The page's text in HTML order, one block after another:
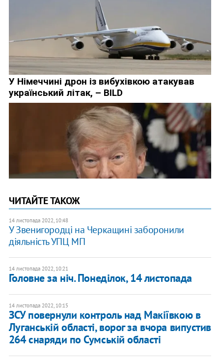
ЧИТАЙТЕ ТАКОЖ
14 листопада 2022, 10:48
​У Звенигородці на Черкащині заборонили
діяльність УПЦ МП
14 листопада 2022, 10:21
Головне за ніч. Понеділок, 14 листопада
14 листопада 2022, 10:15
ЗСУ повернули контроль над Макіївкою в
Луганській області, ворог за вчора випустив
264 снаряди по Сумській області